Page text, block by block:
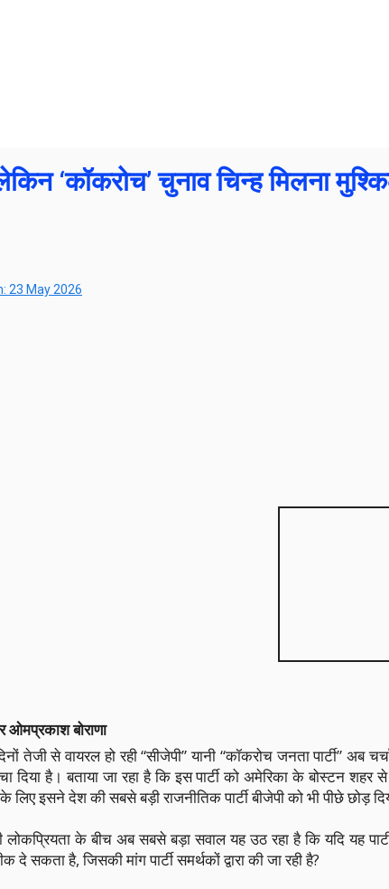
‘कॉकरोच’ चुनाव चिन्ह मिलना
23 May 2026
बोराणा
तेजी से वायरल हो रही “सीजेपी” यानी “कॉकरोच जनता पार्टी”
है। बताया जा रहा है कि इस पार्टी को अमेरिका के बोस्टन शहर
इसने देश की सबसे बड़ी राजनीतिक पार्टी बीजेपी को भी पीछे छोड़
लोकप्रियता के बीच अब सबसे बड़ा सवाल यह उठ रहा है कि यदि यह
सकता है, जिसकी मांग पार्टी समर्थकों द्वारा की जा रही है?